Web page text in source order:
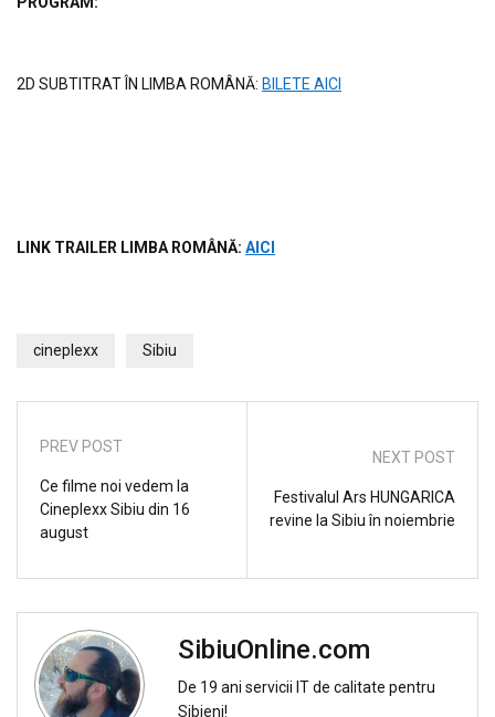
2D SUBTITRAT ÎN LIMBA ROMÂNĂ: BILETE AICI
LINK TRAILER LIMBA ROMÂNĂ: AICI
cineplexx Sibiu
PREV POST
Ce filme noi vedem la
Cineplexx Sibiu din 16
august
NEXT POST
Festivalul Ars HUNGARICA
revine la Sibiu în noiembrie
SibiuOnline.com
De 19 ani servicii IT de calitate pentru
Sibieni!